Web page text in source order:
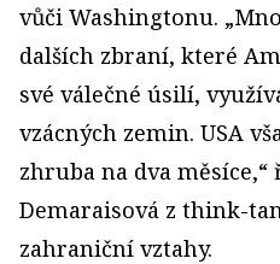
vůči Washingtonu.
dalších zbraní, které
své válečné úsilí,
vzácných zemin. USA
zhruba na dva
Demaraisová z think-
zahraniční vztahy.